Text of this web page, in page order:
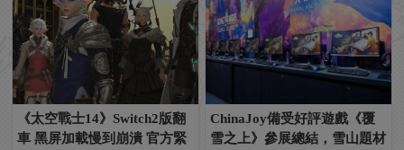
《太空戰士14》Switch2版翻
車 黑屏加載慢到崩潰 官方緊
ChinaJoy備受好評遊戲《覆
雪之上》參展總結，雪山題材